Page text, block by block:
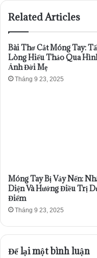
Related Articles
Bài Thơ Cắt Móng Tay:
Lòng Hiếu Thảo Qua
Ảnh Đời Mẹ
Tháng 9 23, 2025
Móng Tay Bị Vảy Nến:
Diện Và Hướng Điều Trị
Điểm
Tháng 9 23, 2025
Để lại một bình luận